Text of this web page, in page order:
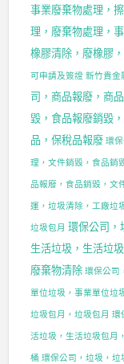
事業廢棄物處理，
理，廢棄物處理，
橡膠清除，廢橡膠
可申請及簽證 新竹貴金
司，商品報廢，商
毀，食品報廢銷毀
品，保稅品報廢 環
理，文件銷毀，食品銷
品報廢，食品銷毀，文
運，垃圾清除，工廠垃
垃圾包月 環保公司，
生活垃圾，生活垃
廢棄物清除 環保公司
單位垃圾，事業單位垃
垃圾包月，垃圾包月 環
活垃圾，生活垃圾包月
桶 環保公司，垃圾，垃